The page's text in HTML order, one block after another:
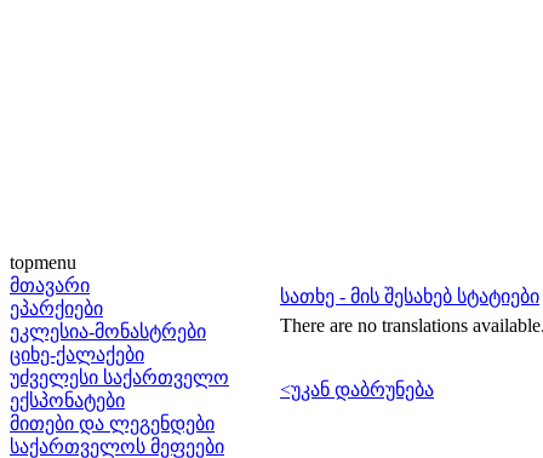
topmenu
მთავარი
ეპარქიები
ეკლესია-მონასტრები
ციხე-ქალაქები
უძველესი საქართველო
ექსპონატები
მითები და ლეგენდები
საქართველოს მეფეები
სათხე - მის შესახებ სტატიები
There are no translations
<უკან დაბრუნება